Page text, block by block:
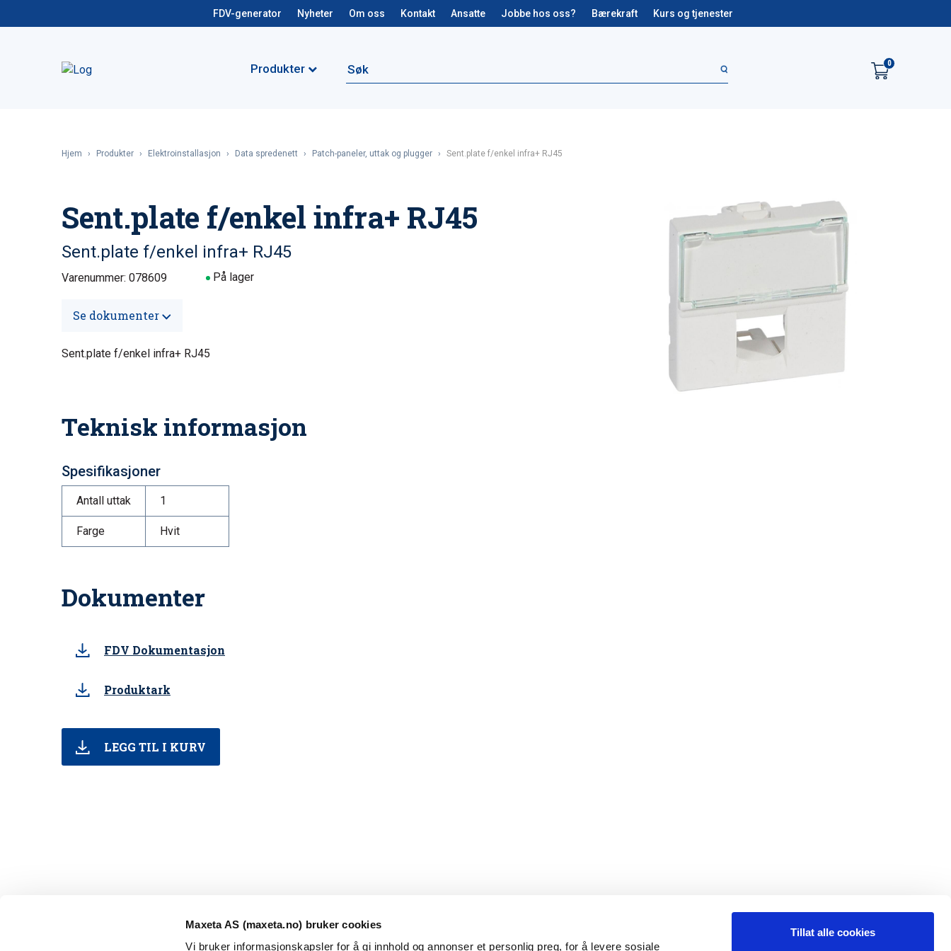
Maxeta AS (maxeta.no) bruker cookies
Vi bruker informasjonskapsler for å gi innhold og annonser et personlig preg, for å levere sosiale
Tillat alle cookies
FDV-generator Nyheter Om oss Kontakt Ansatte Jobbe hos oss? Bærekraft Kurs og tjenester
Produkter 0
Hjem › Produkter › Elektroinstallasjon › Data spredenett › Patch-paneler, uttak og plugger › Sent.plate f/enkel infra+ RJ45
Sent.plate f/enkel infra+ RJ45
Sent.plate f/enkel infra+ RJ45
Varenummer: 078609 På lager
Se dokumenter
Sent.plate f/enkel infra+ RJ45
Teknisk informasjon
Spesifikasjoner
Antall uttak 1
Farge Hvit
Dokumenter
FDV Dokumentasjon
Produktark
LEGG TIL I KURV